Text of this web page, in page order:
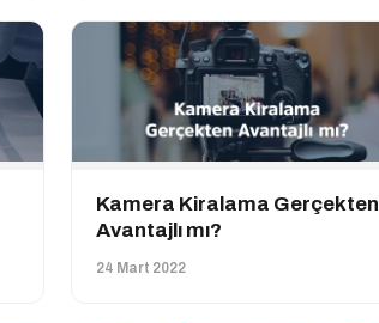
Kamera Kiralama Gerçekten
Avantajlı mı?
24 Mart 2022